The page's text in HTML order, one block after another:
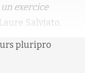
exercice
Salviato,